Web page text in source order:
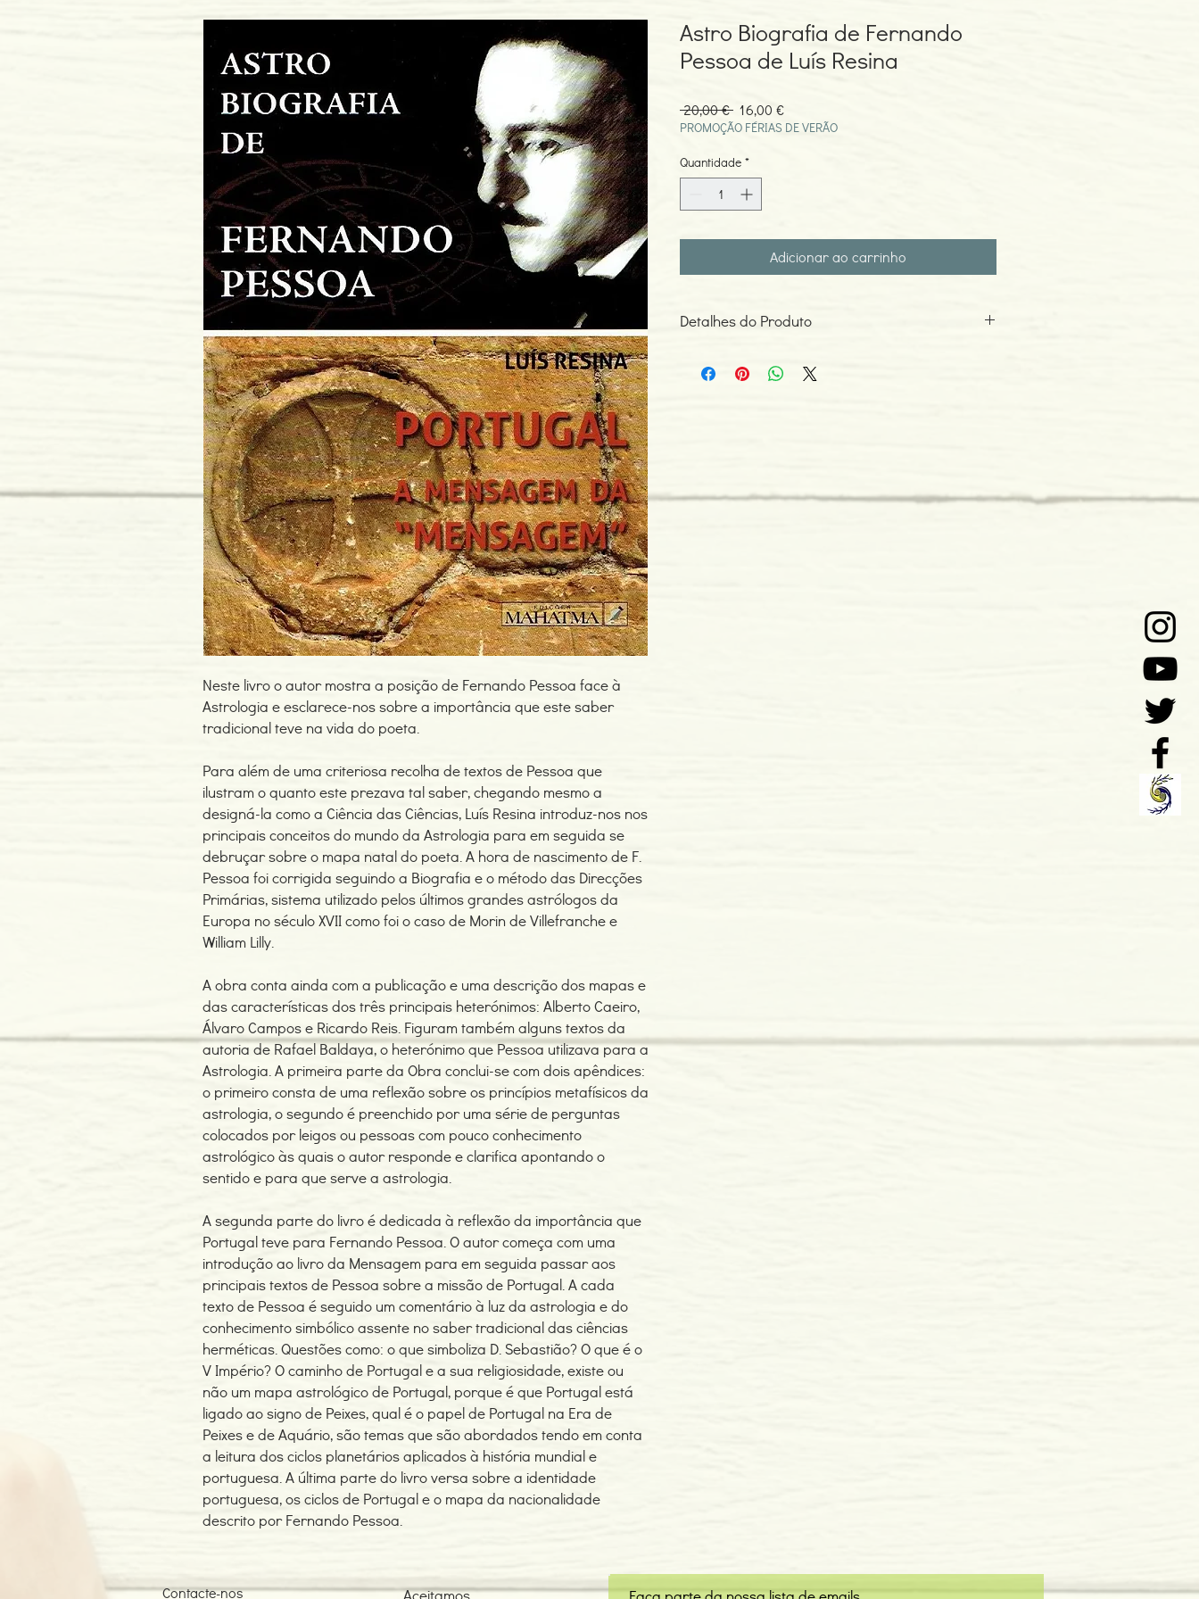
Neste livro o autor mostra a posição de Fernando Pessoa face à
Astrologia e esclarece-nos sobre a importância que este saber
tradicional teve na vida do poeta.
Para além de uma criteriosa recolha de textos de Pessoa que
ilustram o quanto este prezava tal saber, chegando mesmo a
designá-la como a Ciência das Ciências, Luís Resina introduz-nos nos
principais conceitos do mundo da Astrologia para em seguida se
debruçar sobre o mapa natal do poeta. A hora de nascimento de F.
Pessoa foi corrigida seguindo a Biografia e o método das Direcções
Primárias, sistema utilizado pelos últimos grandes astrólogos da
Europa no século XVII como foi o caso de Morin de Villefranche e
William Lilly.
A obra conta ainda com a publicação e uma descrição dos mapas e
das características dos três principais heterónimos: Alberto Caeiro,
Álvaro Campos e Ricardo Reis. Figuram também alguns textos da
autoria de Rafael Baldaya, o heterónimo que Pessoa utilizava para a
Astrologia. A primeira parte da Obra conclui-se com dois apêndices:
o primeiro consta de uma reflexão sobre os princípios metafísicos da
astrologia, o segundo é preenchido por uma série de perguntas
colocados por leigos ou pessoas com pouco conhecimento
astrológico às quais o autor responde e clarifica apontando o
sentido e para que serve a astrologia.
A segunda parte do livro é dedicada à reflexão da importância que
Portugal teve para Fernando Pessoa. O autor começa com uma
introdução ao livro da Mensagem para em seguida passar aos
principais textos de Pessoa sobre a missão de Portugal. A cada
texto de Pessoa é seguido um comentário à luz da astrologia e do
conhecimento simbólico assente no saber tradicional das ciências
herméticas. Questões como: o que simboliza D. Sebastião? O que é o
V Império? O caminho de Portugal e a sua religiosidade, existe ou
não um mapa astrológico de Portugal, porque é que Portugal está
ligado ao signo de Peixes, qual é o papel de Portugal na Era de
Peixes e de Aquário, são temas que são abordados tendo em conta
a leitura dos ciclos planetários aplicados à história mundial e
portuguesa. A última parte do livro versa sobre a identidade
portuguesa, os ciclos de Portugal e o mapa da nacionalidade
descrito por Fernando Pessoa.
Astro Biografia de Fernando
Pessoa de Luís Resina
20,00 € Preço
normal
16,00 €Preço
promocional
PROMOÇÃO FÉRIAS DE VERÃO
Quantidade *
Adicionar ao carrinho
Detalhes do Produto
ISBN: 9789898522092
Tipo de Produto: Livro
Contacte-nos